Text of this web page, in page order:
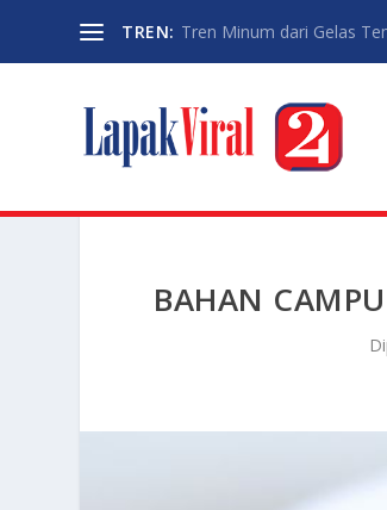
TREN: Tren Minum dari Gelas
BAHAN